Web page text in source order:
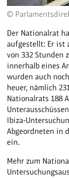
©
Der Nationalrat
aufgestellt: Er ist
von 332 Stunden
innerhalb eines
wurden auch
heuer, nämlich
Nationalrats 188
Abgeordneten in
ein.
Mehr zum